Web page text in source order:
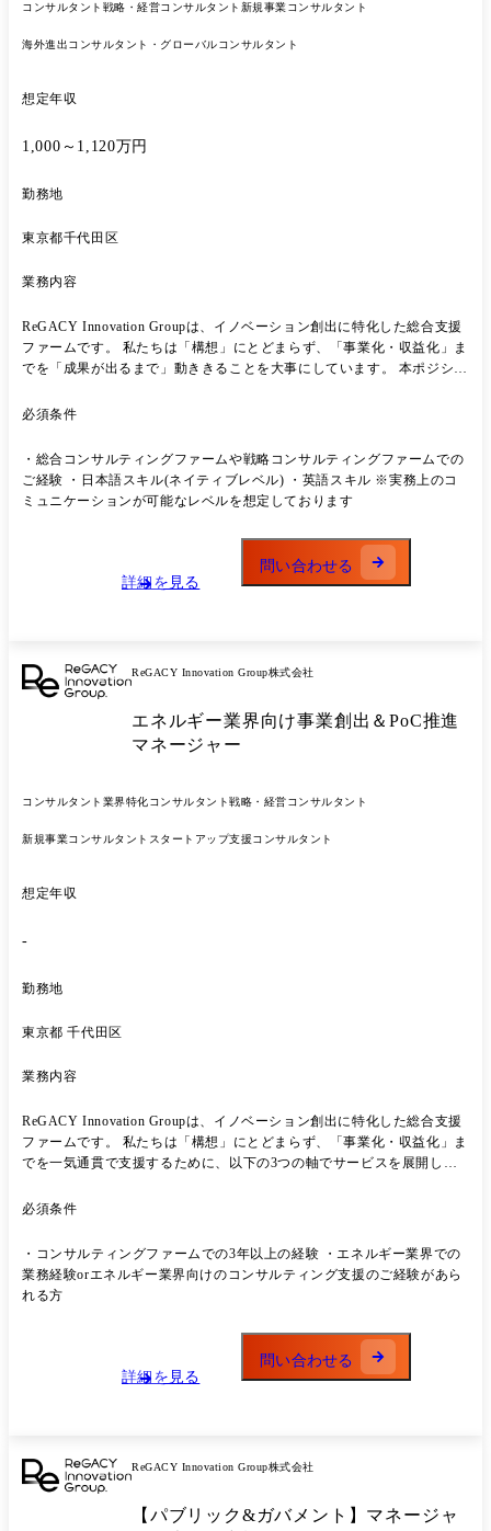
コンサルタント 戦略・経営コンサルタント 新規事業コンサルタント
海外進出コンサルタント・グローバルコンサルタント
想定年収
1,000～1,120万円
勤務地
東京都千代田区
業務内容
ReGACY Innovation Groupは、イノベーション創出に特化した総合支援
ファームです。 私たちは「構想」にとどまらず、「事業化・収益化」ま
でを「成果が出るまで」動ききることを大事にしています。 本ポジショ
ップ・大企業・政府等との連携で当該市場でのイノベーションを推進い
ス開発 ・海外に展開する日本の大企業イノベーションプロジェクトの企
画・設計、営業・提案、実行推進管理 海外現地メンバーと協力し、海外
でビジネス展開を行っている日本の大企業を開拓していただきます。
必須条件
・総合コンサルティングファームや戦略コンサルティングファームでの
ご経験 ・日本語スキル(ネイティブレベル) ・英語スキル ※実務上のコ
ミュニケーションが可能なレベルを想定しております
詳細を見る
問い合わせる
ReGACY Innovation Group株式会社
エネルギー業界向け事業創出＆PoC推進
マネージャー
コンサルタント 業界特化コンサルタント戦略・経営コンサルタント
新規事業コンサルタント スタートアップ支援コンサルタント
想定年収
-
勤務地
東京都 千代田区
業務内容
ReGACY Innovation Groupは、イノベーション創出に特化した総合支援
ファームです。 私たちは「構想」にとどまらず、「事業化・収益化」ま
でを一気通貫で支援するために、以下の3つの軸でサービスを展開して
BP(Business Produce)|新規事業創出 ● GA(Growth Accelerator)|事業成
それが、ReGACYが目指すイノベーション支援のあり方です。 【業務内
容】 ・エネルギー業界向けイノベーションプロジェクト提案や立ち上げ
・エネルギー業界向けオープンイノベーション/アクセラレータープログ
良開発 ・プロジェクト統括として社内チームを形成しプロジェクトをデ
ィレクション ・自社組織開発や人材育成・採用 【お任せしたいこと】
・クライアントに対するアカウントマネジメント全般や個別のプロジェ
必須条件
・コンサルティングファームでの3年以上の経験 ・エネルギー業界での
業務経験orエネルギー業界向けのコンサルティング支援のご経験があら
れる方
詳細を見る
問い合わせる
ReGACY Innovation Group株式会社
【パブリック&ガバメント】マネージャ